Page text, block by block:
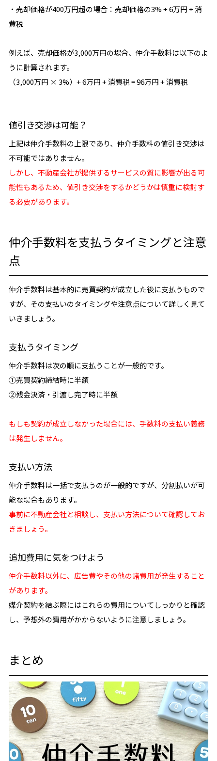
・売却価格が400万円超の場合：売却価格の3% + 6万円 + 消
費税
例えば、売却価格が3,000万円の場合、仲介手数料は以下のよ
うに計算されます。
（3,000万円 × 3%）+ 6万円 + 消費税 = 96万円 + 消費税
値引き交渉は可能？
上記は仲介手数料の上限であり、仲介手数料の値引き交渉は
不可能ではありません。
しかし、不動産会社が提供するサービスの質に影響が出る可
能性もあるため、値引き交渉をするかどうかは慎重に検討す
る必要があります。
仲介手数料を支払うタイミングと注意
点
仲介手数料は基本的に売買契約が成立した後に支払うもので
すが、その支払いのタイミングや注意点について詳しく見て
いきましょう。
支払うタイミング
仲介手数料は次の順に支払うことが一般的です。
①売買契約締結時に半額
②残金決済・引渡し完了時に半額
もしも契約が成立しなかった場合には、手数料の支払い義務
は発生しません。
支払い方法
仲介手数料は一括で支払うのが一般的ですが、分割払いが可
能な場合もあります。
事前に不動産会社と相談し、支払い方法について確認してお
きましょう。
追加費用に気をつけよう
仲介手数料以外に、広告費やその他の諸費用が発生すること
があります。
媒介契約を結ぶ際にはこれらの費用についてしっかりと確認
し、予想外の費用がかからないように注意しましょう。
まとめ